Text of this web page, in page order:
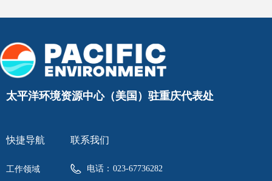
快捷导航
工作领域
联系我们
电话： 023-67736282
太平洋环境资源中心（美国）驻重庆代表处